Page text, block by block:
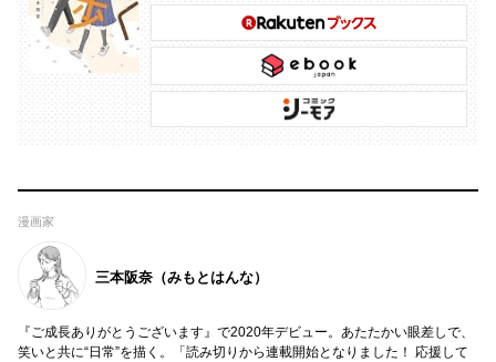
漫画家
三本阪奈（みもとはんな）
『ご成長ありがとうございます』で2020年デビュー。あたたかい眼差しで、
笑いと共に“日常”を描く。「読み切りから連載開始となりました！ 応援して